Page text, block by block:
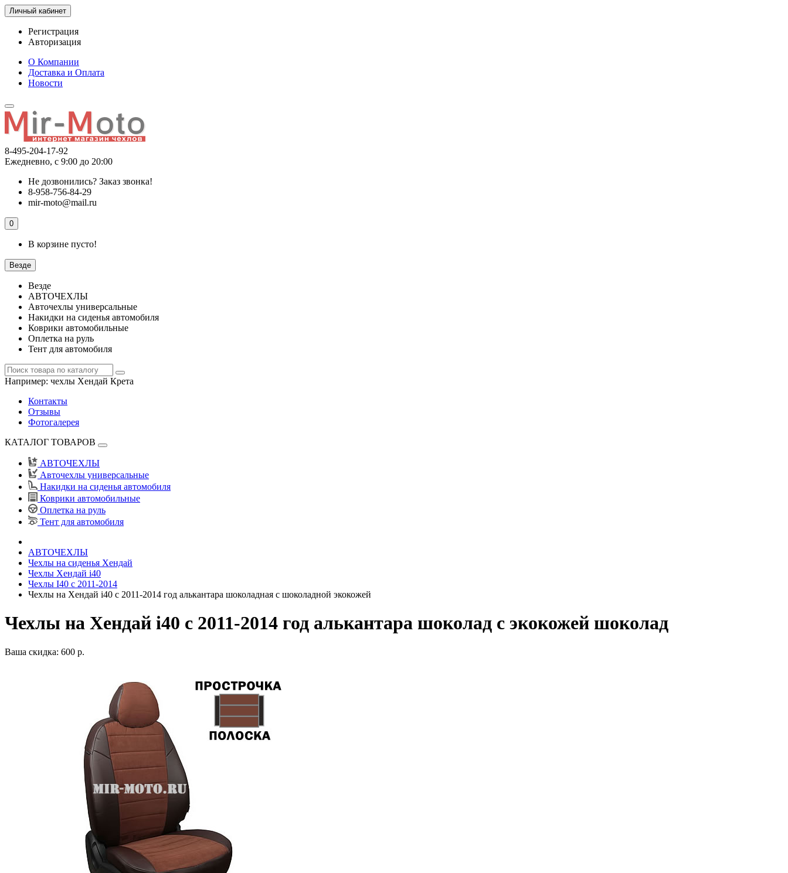
Личный кабинет
Регистрация
Авторизация
О Компании
Доставка и Оплата
Новости
8-495-204-17-92
Ежедневно, с 9:00 до 20:00
Не дозвонились? Заказ звонка!
8-958-756-84-29
mir-moto@mail.ru
0
В корзине пусто!
Везде
Везде
АВТОЧЕХЛЫ
Авточехлы универсальные
Накидки на сиденья автомобиля
Коврики автомобильные
Оплетка на руль
Тент для автомобиля
Например: чехлы Хендай Крета
Контакты
Отзывы
Фотогалерея
КАТАЛОГ ТОВАРОВ
АВТОЧЕХЛЫ
Авточехлы универсальные
Накидки на сиденья автомобиля
Коврики автомобильные
Оплетка на руль
Тент для автомобиля
АВТОЧЕХЛЫ
Чехлы на сиденья Хендай
Чехлы Хендай i40
Чехлы I40 c 2011-2014
Чехлы на Хендай i40 с 2011-2014 год алькантара шоколадная с шоколадной экокожей
Чехлы на Хендай i40 с 2011-2014 год алькантара шоколад с экокожей шоколад
Ваша скидка: 600 р.